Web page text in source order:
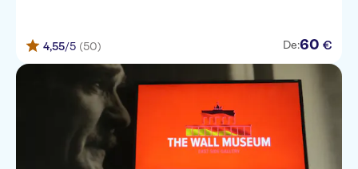
4,55/5 (50) De:60 €